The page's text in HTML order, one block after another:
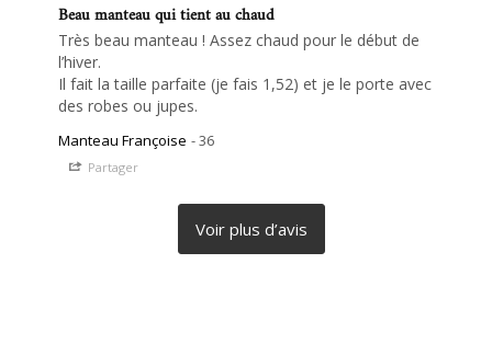
Beau manteau qui tient au chaud
Très beau manteau ! Assez chaud pour le début de
l’hiver.
Il fait la taille parfaite (je fais 1,52) et je le porte avec
des robes ou jupes.
Manteau Françoise 36
Partager